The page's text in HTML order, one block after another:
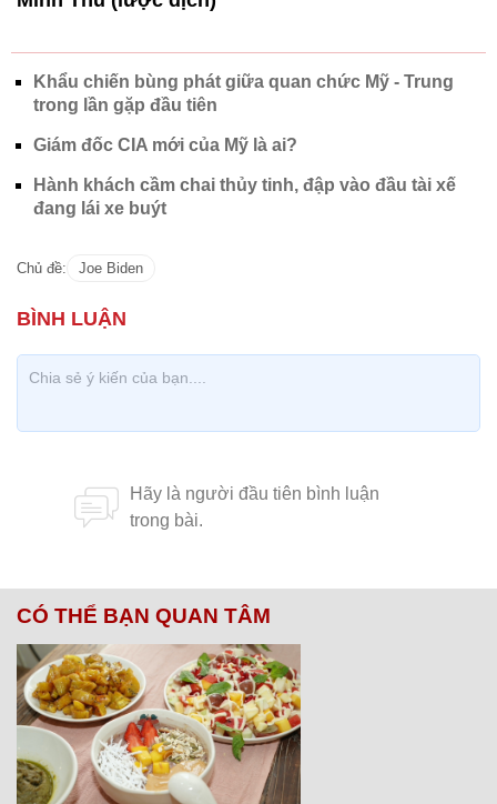
Khẩu chiến bùng phát giữa quan chức Mỹ - Trung
trong lần gặp đầu tiên
Giám đốc CIA mới của Mỹ là ai?
Hành khách cầm chai thủy tinh, đập vào đầu tài xế
đang lái xe buýt
Chủ đề: Joe Biden
CÓ THỂ BẠN QUAN TÂM